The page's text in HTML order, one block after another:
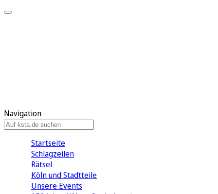
Navigation
Startseite
Schlagzeilen
Rätsel
Köln und Stadtteile
Unsere Events